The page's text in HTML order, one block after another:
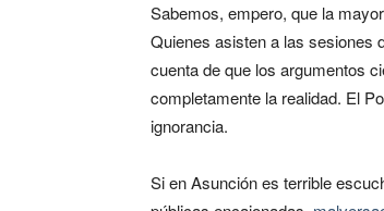
Sabemos, empero, que la
Quienes asisten a las sesiones
cuenta de que los argumentos
completamente la realidad. El
ignorancia.
Si en Asunción es terrible